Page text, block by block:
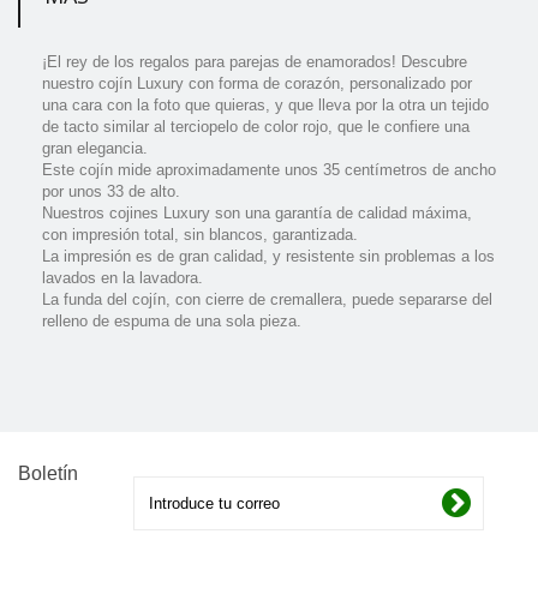
¡El rey de los regalos para parejas de enamorados! Descubre
nuestro cojín Luxury con forma de corazón, personalizado por
una cara con la foto que quieras, y que lleva por la otra un tejido
de tacto similar al terciopelo de color rojo, que le confiere una
gran elegancia.
Este cojín mide aproximadamente unos 35 centímetros de ancho
por unos 33 de alto.
Nuestros cojines Luxury son una garantía de calidad máxima,
con impresión total, sin blancos, garantizada.
La impresión es de gran calidad, y resistente sin problemas a los
lavados en la lavadora.
La funda del cojín, con cierre de cremallera, puede separarse del
relleno de espuma de una sola pieza.
Boletín